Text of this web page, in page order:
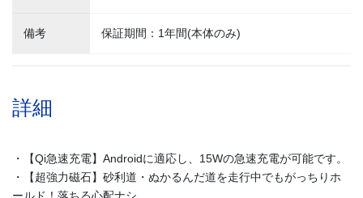
備考 保証期間：1年間(本体のみ)
詳細
・【Qi急速充電】Androidに適応し、15Wの急速充電が可能です。
・【超強力磁石】砂利道・ぬかるんだ道を走行中でもがっちりホ